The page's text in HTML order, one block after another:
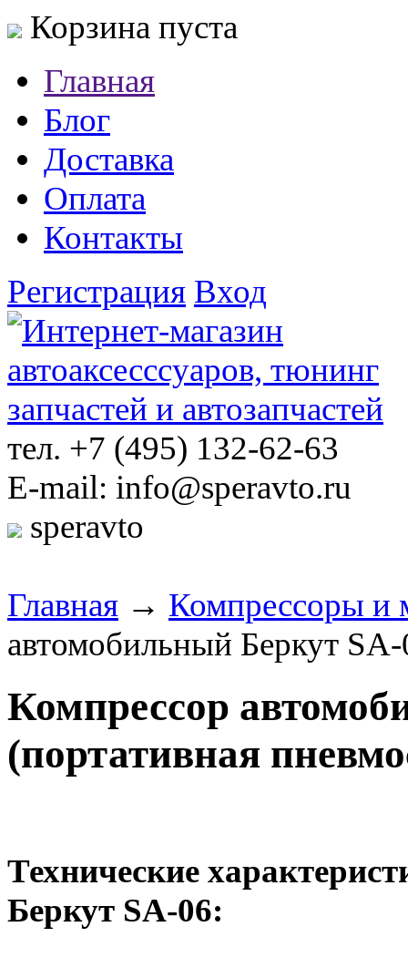
Корзина пуста
Главная
Блог
Доставка
Оплата
Контакты
Регистрация Вход
тел. +7 (495) 132-62-63
E-mail: info@speravto.ru
speravto
Главная → Компрессоры и
автомобильный Беркут
Компрессор
(портативная
Технические
Беркут SA-06: